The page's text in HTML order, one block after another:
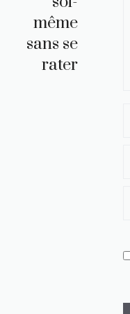
même
sans se
rater